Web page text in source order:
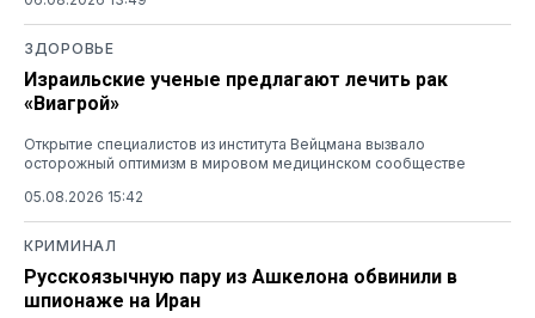
ЗДОРОВЬЕ
Израильские ученые предлагают лечить рак
«Виагрой»
Открытие специалистов из института Вейцмана вызвало
осторожный оптимизм в мировом медицинском сообществе
05.08.2026 15:42
КРИМИНАЛ
Русскоязычную пару из Ашкелона обвинили в
шпионаже на Иран